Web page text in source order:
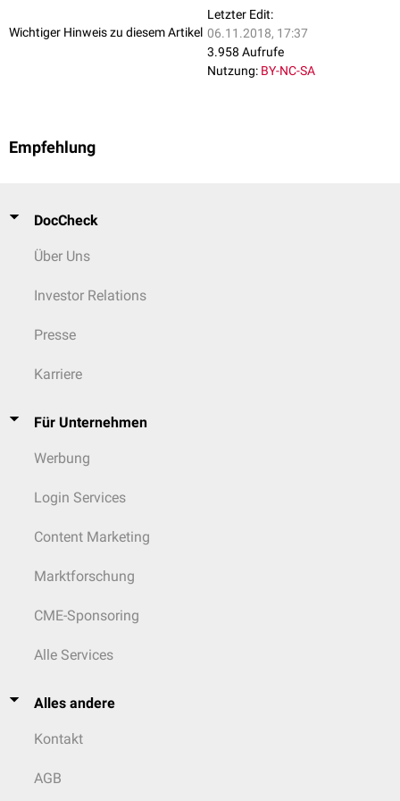
Wichtiger Hinweis zu diesem Artikel
Letzter Edit:
06.11.2018, 17:37
3.958 Aufrufe
Nutzung: BY-NC-SA
Empfehlung
DocCheck
Über Uns
Investor Relations
Presse
Karriere
Für Unternehmen
Werbung
Login Services
Content Marketing
Marktforschung
CME-Sponsoring
Alle Services
Alles andere
Kontakt
AGB